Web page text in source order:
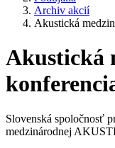
Archiv akcií
Akustická
Akustická
Slovenská spoločnosť
medzinárodnej